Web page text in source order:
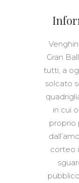
Gran
tutti, a
solcato
in cui
proprio
corteo